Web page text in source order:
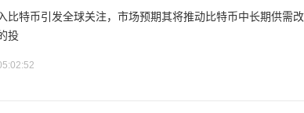
比特币引发全球关注，市场预期其将推动比特币中长期供需
投